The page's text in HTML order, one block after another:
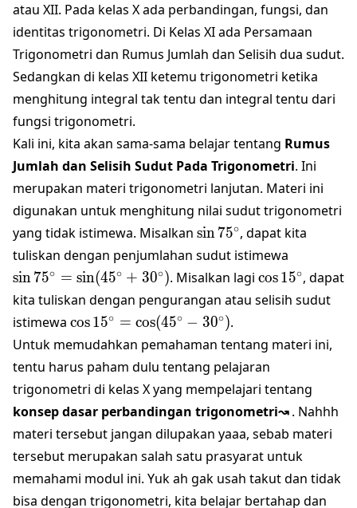
atau XII. Pada kelas X ada perbandingan, fungsi, dan
identitas trigonometri. Di Kelas XI ada Persamaan
Trigonometri dan Rumus Jumlah dan Selisih dua sudut.
Sedangkan di kelas XII ketemu trigonometri ketika
menghitung integral tak tentu dan integral tentu dari
fungsi trigonometri.
Kali ini, kita akan sama-sama belajar tentang Rumus
Jumlah dan Selisih Sudut Pada Trigonometri. Ini
merupakan materi trigonometri lanjutan. Materi ini
digunakan untuk menghitung nilai sudut trigonometri
yang tidak istimewa. Misalkan \sin
75^\circ
sin75∘, dapat kita
tuliskan dengan penjumlahan sudut istimewa
sin75∘ = sin(45∘ + 30∘). Misalkan lagi \cos
15^\circ
cos 15∘, dapat
kita tuliskan dengan pengurangan atau selisih sudut
istimewa \cos
15^\circ=\cos
30^\circ)
cos15∘ = cos(45∘ − 30∘).
Untuk memudahkan pemahaman tentang materi ini,
tentu harus paham dulu tentang pelajaran
trigonometri di kelas X yang mempelajari tentang
konsep dasar perbandingan trigonometri↝. Nahhh
materi tersebut jangan dilupakan yaaa, sebab materi
tersebut merupakan salah satu prasyarat untuk
memahami modul ini. Yuk ah gak usah takut dan tidak
bisa dengan trigonometri, kita belajar bertahap dan